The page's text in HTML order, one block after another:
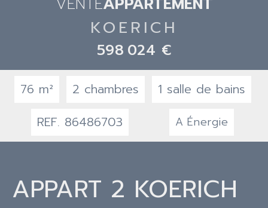
KOERICH
598 024 €
76 m² 2 chambres
1 salle de bains
REF. 86486703
A Énergie
APPART 2 KOERICH